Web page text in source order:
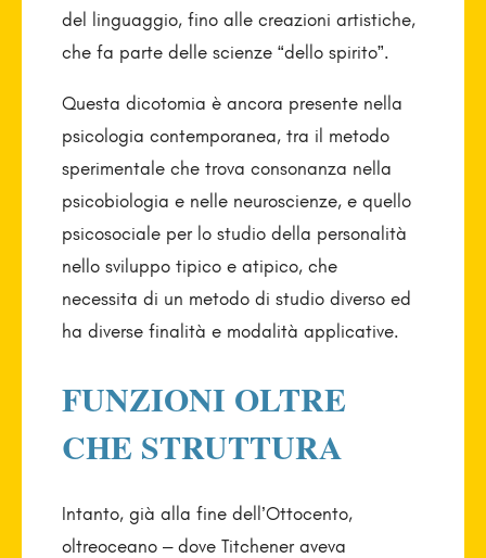
del linguaggio, fino alle creazioni artistiche,
che fa parte delle scienze “dello spirito”.
Questa dicotomia è ancora presente nella
psicologia contemporanea, tra il metodo
sperimentale che trova consonanza nella
psicobiologia e nelle neuroscienze, e quello
psicosociale per lo studio della personalità
nello sviluppo tipico e atipico, che
necessita di un metodo di studio diverso ed
ha diverse finalità e modalità applicative.
FUNZIONI OLTRE
CHE STRUTTURA
Intanto, già alla fine dell’Ottocento,
oltreoceano – dove Titchener aveva